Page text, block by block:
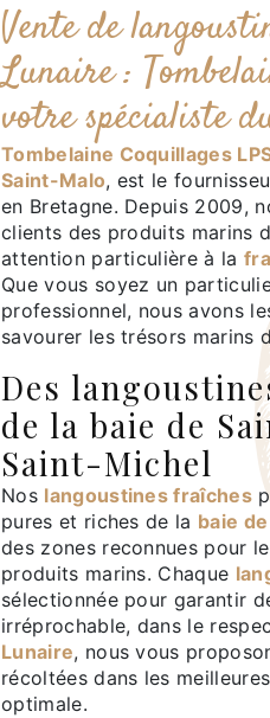
Vente de
Lunaire :
votre spécialiste
Tombelaine Coquillages
Saint-Malo, est le
en Bretagne. Depuis 2009,
clients des produits marins
attention particulière à la
Que vous soyez un
professionnel, nous avons
savourer les trésors marins
Des
de la baie de
Saint-Michel
Nos langoustines fraîches
pures et riches de la baie
des zones reconnues pour
produits marins. Chaque
sélectionnée pour garantir
irréprochable, dans le
Lunaire, nous vous
récoltées dans les
optimale.